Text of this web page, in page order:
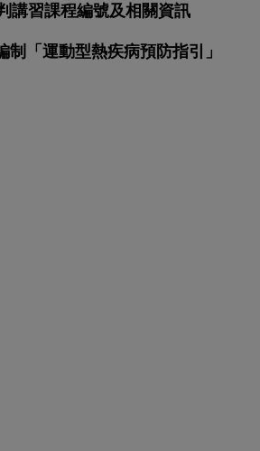
講習課程編號及相關資訊
「運動型熱疾病預防指引」